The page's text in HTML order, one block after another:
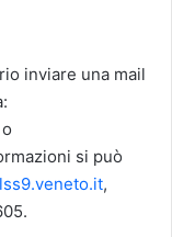
inviare una mail
o
si può
,